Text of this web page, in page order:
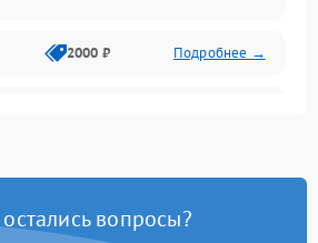
2000 ₽ Подробнее →
вопросы?